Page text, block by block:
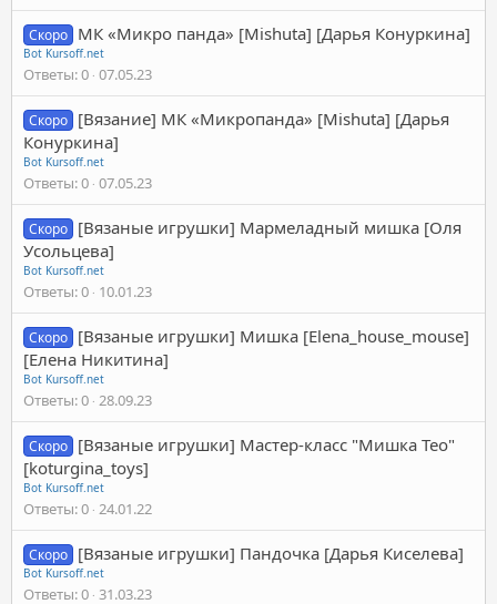
Скоро МК «Микро панда» [Mishuta] [Дарья Конуркина]
Bot Kursoff.net
Ответы 0 07.05.23
Скоро [Вязание] МК «Микропанда» [Mishuta] [Дарья
Конуркина]
Bot Kursoff.net
Ответы 0 07.05.23
Скоро [Вязаные игрушки] Мармеладный мишка [Оля
Усольцева]
Bot Kursoff.net
Ответы 0 10.01.23
Скоро [Вязаные игрушки] Мишка [Elena_house_mouse]
[Елена Никитина]
Bot Kursoff.net
Ответы 0 28.09.23
Скоро [Вязаные игрушки] Мастер-класс "Мишка Тео"
[koturgina_toys]
Bot Kursoff.net
Ответы 0 24.01.22
Скоро [Вязаные игрушки] Пандочка [Дарья Киселева]
Bot Kursoff.net
Ответы 0 31.03.23